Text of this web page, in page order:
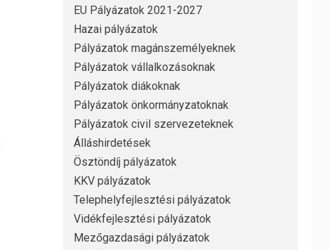
EU Pályázatok 2021-2027
Hazai pályázatok
Pályázatok magánszemélyeknek
Pályázatok vállalkozásoknak
Pályázatok diákoknak
Pályázatok önkormányzatoknak
Pályázatok civil szervezeteknek
Álláshirdetések
Ösztöndíj pályázatok
KKV pályázatok
Telephelyfejlesztési pályázatok
Vidékfejlesztési pályázatok
Mezőgazdasági pályázatok